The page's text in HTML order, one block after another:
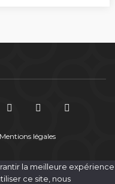
Mentions légales
la meilleure expérience
ce site, nous